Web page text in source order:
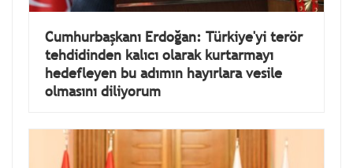
Cumhurbaşkanı Erdoğan: Türkiye'yi terör
tehdidinden kalıcı olarak kurtarmayı
hedefleyen bu adımın hayırlara vesile
olmasını diliyorum